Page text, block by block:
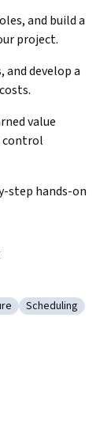
and build a
project.
and develop a
value
control
step hands-on
Design
Closure
Catégorie :
Scheduling